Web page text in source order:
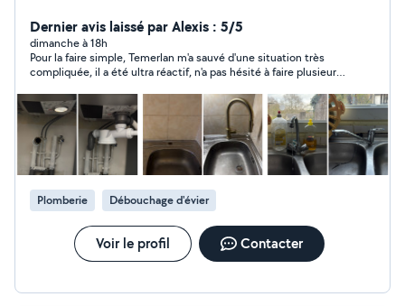
siphon etc). Intervention rapide, travail soigné et
solutions durables pour particuliers et professionnels.
Zone d'intervention GRATUITE : Rueil-Malmaison Plus de
100 clients satisfaits depuis septembre 2023
Dernier avis laissé par Alexis : 5/5
dimanche à 18h
Pour la faire simple, Temerlan m'a sauvé d'une situation très
compliquée, il a été ultra réactif, n'a pas hésité à faire plusieurs
sa mission, je referais appel à lui sans hésiter à l'avenir et en
plus humainement c'est un mec super. Franchement top et
encore merci !
Plomberie Débouchage d'évier
Voir le profil Contacter